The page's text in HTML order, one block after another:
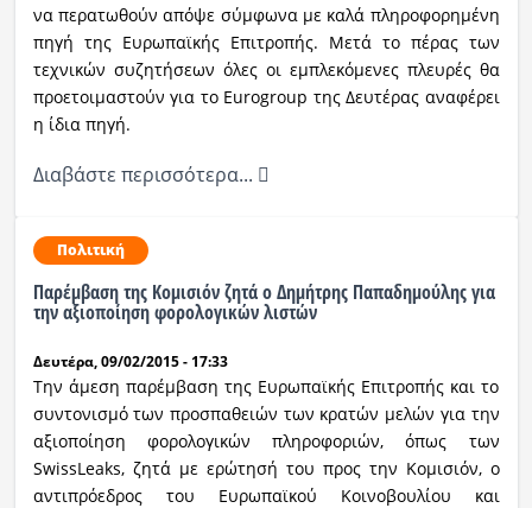
να περατωθούν απόψε σύμφωνα με καλά πληροφορημένη
πηγή της Ευρωπαϊκής Επιτροπής. Μετά το πέρας των
τεχνικών συζητήσεων όλες οι εμπλεκόμενες πλευρές θα
προετοιμαστούν για το Eurogroup της Δευτέρας αναφέρει
η ίδια πηγή.
Διαβάστε περισσότερα...
Πολιτική
Παρέμβαση της Κομισιόν ζητά ο Δημήτρης Παπαδημούλης για
την αξιοποίηση φορολογικών λιστών
Δευτέρα, 09/02/2015 - 17:33
Την άμεση παρέμβαση της Ευρωπαϊκής Επιτροπής και το
συντονισμό των προσπαθειών των κρατών μελών για την
αξιοποίηση φορολογικών πληροφοριών, όπως των
SwissLeaks, ζητά με ερώτησή του προς την Κομισιόν, ο
αντιπρόεδρος του Ευρωπαϊκού Κοινοβουλίου και